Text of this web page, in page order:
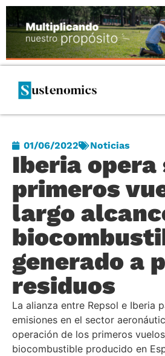
01/06/2022 Noticias
Iberia opera
primeros
largo
generado a
residuos
La alianza entre Repsol e Iberia
emisiones en el sector
operación de los primeros
biocombustible producido en